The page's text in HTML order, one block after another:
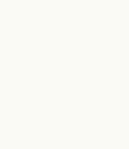
" ALT="RSS" />